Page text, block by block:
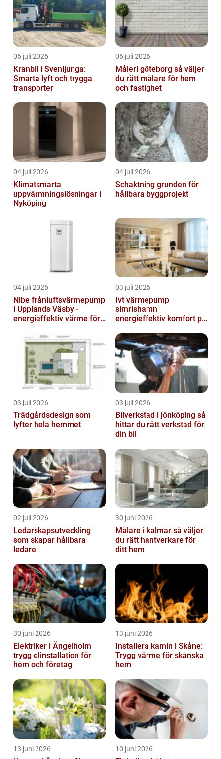
06 juli 2026
Kranbil i Svenljunga:
Smarta lyft och trygga
transporter
06 juli 2026
Måleri göteborg så väljer
du rätt målare för hem
och fastighet
04 juli 2026
Klimatsmarta
uppvärmningslösningar i
Nyköping
04 juli 2026
Schaktning grunden för
hållbara byggprojekt
04 juli 2026
Nibe frånluftsvärmepump
i Upplands Väsby -
energieffektiv värme för
03 juli 2026
Ivt värmepump
simrishamn
energieffektiv komfort på
03 juli 2026
Trädgårdsdesign som
lyfter hela hemmet
03 juli 2026
Bilverkstad i jönköping så
hittar du rätt verkstad för
din bil
02 juli 2026
Ledarskapsutveckling
som skapar hållbara
ledare
30 juni 2026
Målare i kalmar så väljer
du rätt hantverkare för
ditt hem
30 juni 2026
Elektriker i Ängelholm
trygg elinstallation för
hem och företag
13 juni 2026
Installera kamin i Skåne:
Trygg värme för skånska
hem
13 juni 2026 10 juni 2026